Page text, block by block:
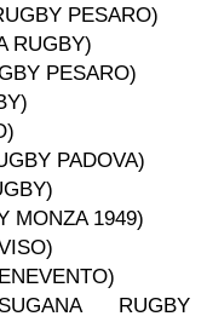
PESARO)
RUGBY)
PESARO)
PADOVA)
MONZA 1949)
RUGBY